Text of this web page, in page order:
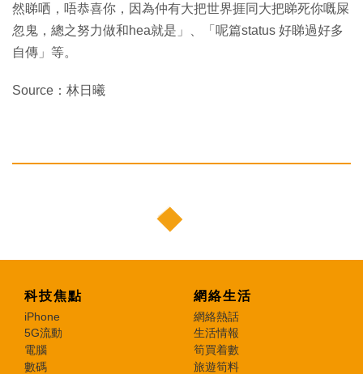
然睇哂，唔恭喜你，因為仲有大把世界捱同大把睇死你嘅屎
忽鬼，總之努力做和hea就是」、「呢篇status 好睇過好多
自傳」等。
Source：林日曦
科技焦點
iPhone
5G流動
電腦
數碼
網絡生活
網絡熱話
生活情報
筍買着數
旅遊筍料